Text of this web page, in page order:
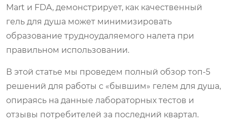
Mart и FDA, демонстрирует, как качественный
гель для душа может минимизировать
образование трудноудаляемого налета при
правильном использовании.
В этой статье мы проведем полный обзор топ-5
решений для работы с «бывшим» гелем для душа,
опираясь на данные лабораторных тестов и
отзывы потребителей за последний квартал.